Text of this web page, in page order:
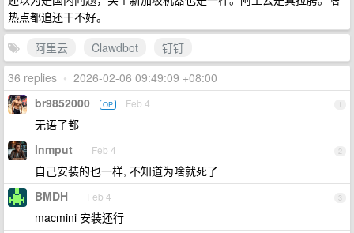
热点都追还干不好。
阿里云
Clawdbot
钉钉
36 replies • 2026-02-06 09:49:09 +08:00
1
br9852000 OP Feb 4
无语了都
2
lnmput Feb 4
自己安装的也一样, 不知道为啥就死了
3
BMDH Feb 4
macmini 安装还行